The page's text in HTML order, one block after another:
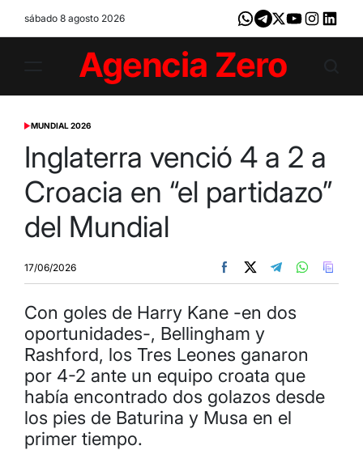
sábado 8 agosto 2026 Whatsapp
Telegram
X YoutubeInstagram
Zero
POSTED
MUNDIAL 2026
Inglaterra venció 4 a 2 a
Croacia en “el partidazo”
del Mundial
17/06/2026
Con goles de Harry Kane -en dos
oportunidades-, Bellingham y
Rashford, los Tres Leones ganaron
por 4-2 ante un equipo croata que
había encontrado dos golazos desde
los pies de Baturina y Musa en el
primer tiempo.